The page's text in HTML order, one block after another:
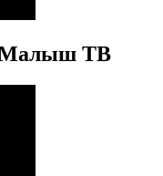
Малыш ТВ